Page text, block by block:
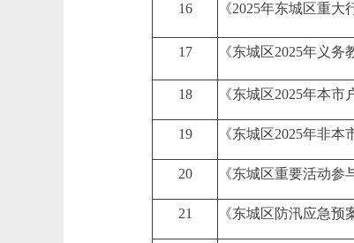
16 《2025年东城区重大
17 《东城区2025年义务
18 《东城区2025年本
19 《东城区2025年非
20 《东城区重要活动参
21 《东城区防汛应急预